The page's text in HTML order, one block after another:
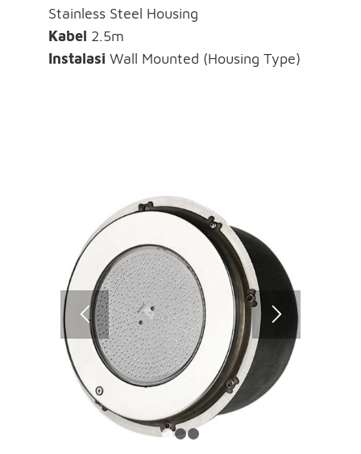
Stainless Steel Housing
Kabel 2.5m
Instalasi Wall Mounted (Housing Type)